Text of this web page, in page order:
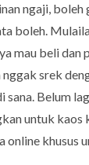
ngaji,
boleh.
mau beli dan
nggak srek
sana. Belum
untuk kaos
online khusus